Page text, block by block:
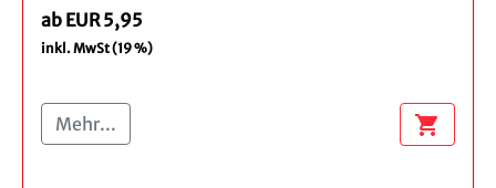
und macht die Kölschstange zu einem schönen
Begleiter für Karneval oder gesellige Runden und
Produktdetails:
ab EUR 5,95
inkl. MwSt (19 %)
Mehr... shopping_cart